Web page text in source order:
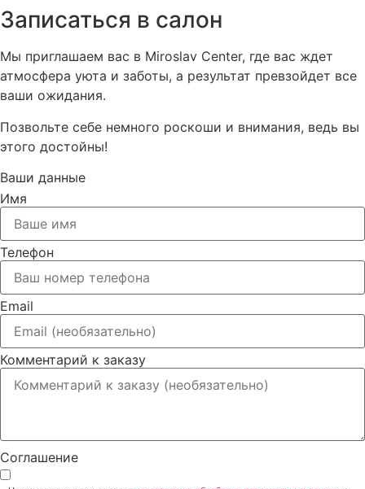
Записаться в салон
Мы приглашаем вас в Miroslav Center, где вас ждет
атмосфера уюта и заботы, а результат превзойдет все
ваши ожидания.
Позвольте себе немного роскоши и внимания, ведь вы
этого достойны!
Ваши данные
Имя
Телефон
Email
Комментарий к заказу
Соглашение